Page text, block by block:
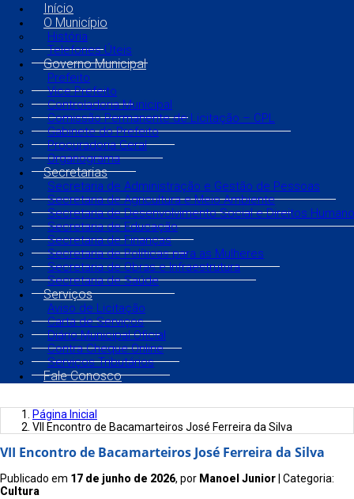
Início
O Município
História
Telefones Úteis
Governo Municipal
Prefeito
Vice Prefeito
Controladoria Municipal
Comissão Permanente de Licitação – CPL
Gabinete do Prefeito
Procuradoria Geral
Organograma
Secretarias
Secretaria de Administração e Gestão de Pessoas
Secretaria de Agricultura e Meio Ambiente
Secretaria de Desenvolvimento Social e Direitos
Secretaria de Educação
Secretaria de Finanças
Secretaria de Políticas para as Mulheres
Secretaria de Obras e Infraestrutura
Secretaria de Saúde
Serviços
Aviso de Licitação
Carta de Serviços
Diário Municipal Oficial
Contra Cheque Online
Serviços Tributários
Fale Conosco
Página Inicial
VII Encontro de Bacamarteiros José Ferreira da Silva
VII Encontro de Bacamarteiros José Ferreira da Silva
Publicado em 17 de junho de 2026, por Manoel Junior | Categoria:
Cultura